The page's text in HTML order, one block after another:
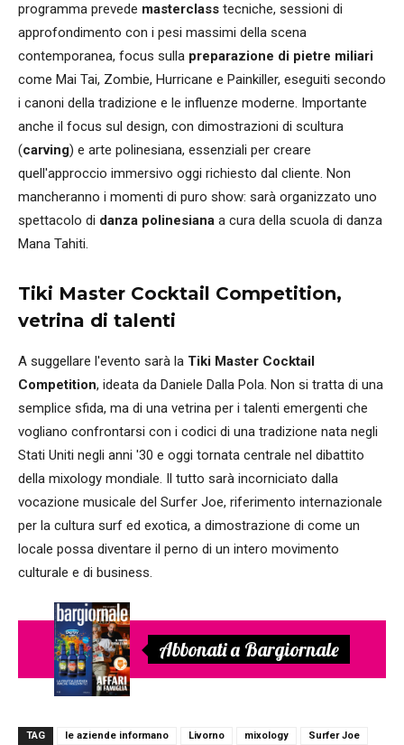
programma prevede masterclass tecniche, sessioni di
approfondimento con i pesi massimi della scena
contemporanea, focus sulla preparazione di pietre miliari
come Mai Tai, Zombie, Hurricane e Painkiller, eseguiti secondo
i canoni della tradizione e le influenze moderne. Importante
anche il focus sul design, con dimostrazioni di scultura
(carving) e arte polinesiana, essenziali per creare
quell'approccio immersivo oggi richiesto dal cliente. Non
mancheranno i momenti di puro show: sarà organizzato uno
spettacolo di danza polinesiana a cura della scuola di danza
Mana Tahiti.
Tiki Master Cocktail Competition,
vetrina di talenti
A suggellare l'evento sarà la Tiki Master Cocktail
Competition, ideata da Daniele Dalla Pola. Non si tratta di una
semplice sfida, ma di una vetrina per i talenti emergenti che
vogliano confrontarsi con i codici di una tradizione nata negli
Stati Uniti negli anni '30 e oggi tornata centrale nel dibattito
della mixology mondiale. Il tutto sarà incorniciato dalla
vocazione musicale del Surfer Joe, riferimento internazionale
per la cultura surf ed exotica, a dimostrazione di come un
locale possa diventare il perno di un intero movimento
culturale e di business.
Abbonati a Bargiornale
TAG le aziende informano Livorno mixology
Surfer Joe